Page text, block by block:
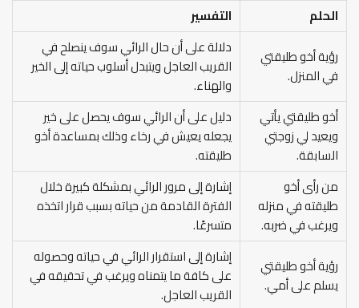
الحلم
التفسير
رؤية أخو طليقتي
في المنزل.
دلالة على أن حال الرائي سوف ينصلح في
القريب العاجل ويتبدل أسلوب حياته إلى الخير
والهناء.
أخو طليقتي يأتي
ويعيد لي زوجتي
السابقة.
دليل على أن الرائي سوف يحصل على خير
يجعله يعيش في رخاء وذلك بمساعدة أخو
طليقته.
من رأى أخو
طليقته في منزله
ويرغب في ضربه.
إشارة إلى مرور الرائي بمشكلة كبيرة خلال
الفترة القادمة من حياته بسبب قرار اتخذه
متسرعًا.
رؤية أخو طليقتي
يسلم على أمي.
إشارة إلى استقرار الرائي في حياته وحصوله
على كافة ما يتمناه ويرغب في تحقيقه في
القريب العاجل.